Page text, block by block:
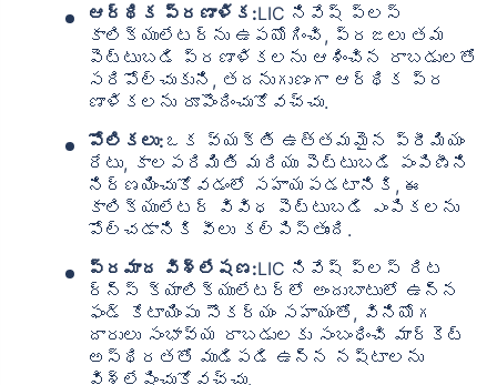
ఆర్థిక ప్రణాళిక:LIC నివేష్ ప్లస్
కాలిక్యులేటర్‌ను ఉపయోగించి, ప్రజలు తమ
పెట్టుబడి ప్రణాళికలను ఆశించిన రాబడులతో
సరిపోల్చుకుని, తదనుగుణంగా ఆర్థిక ప్ర
ణాళికలను రూపొందించుకోవచ్చు.
పోలికలు: ఒక వ్యక్తి ఉత్తమమైన ప్రీమియం
రేటు, కాలపరిమితి మరియు పెట్టుబడి పంపిణీని
నిర్ణయించుకోవడంలో సహాయపడటానికి, ఈ
కాలిక్యులేటర్ వివిధ పెట్టుబడి ఎంపికలను
పోల్చడానికి వీలు కల్పిస్తుంది.
ప్రమాద విశ్లేషణ:LIC నివేష్ ప్లస్ రిట
ర్న్స్ క్యాలిక్యులేటర్‌లో అందుబాటులో ఉన్న
ఫండ్ కేటాయింపు సౌకర్యం సహాయంతో, వినియోగ
దారులు సంభావ్య రాబడులకు సంబంధించి మార్కెట్
అస్థిరతతో ముడిపడి ఉన్న నష్టాలను
విశ్లేషించుకోవచ్చు.